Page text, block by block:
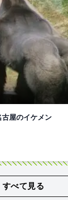
古屋のイケメン
すべて見る